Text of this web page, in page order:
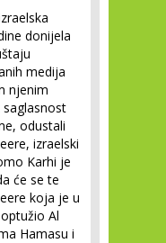
donijela
medija
njenim
odustali
izraelski
Karhi je
će se te
koja je u
Al
Hamasu i